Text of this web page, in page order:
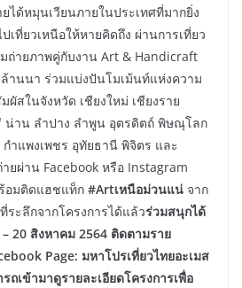
ได้หมุนเวียนภายในประเทศที่มากยิ่ง
ที่ยวเหนือให้หายคิดถึง ผ่านการเที่ยว
ถ่ายภาพคู่กับงาน Art & Handicraft
านนา ร่วมแบ่งปันโมเม้นท์แห่งความ
ผัสในจังหวัด เชียงใหม่ เชียงราย
น่าน ลำปาง ลำพูน อุตรดิตถ์ พิษณุโลก
ำแพงเพชร อุทัยธานี พิจิตร และ
ยผ่าน Facebook หรือ Instagram
อมติดแฮชแท็ก #Artเหนือม่วนแน่ จาก
ะลึกจากโครงการได้แล้วร่วมสนุกได้
20 สิงหาคม 2564 ติดตามราย
Page: มหาโปรเที่ยวไทยอะเมส
ถเข้ามาดูรายละเอียดโครงการเพื่อ